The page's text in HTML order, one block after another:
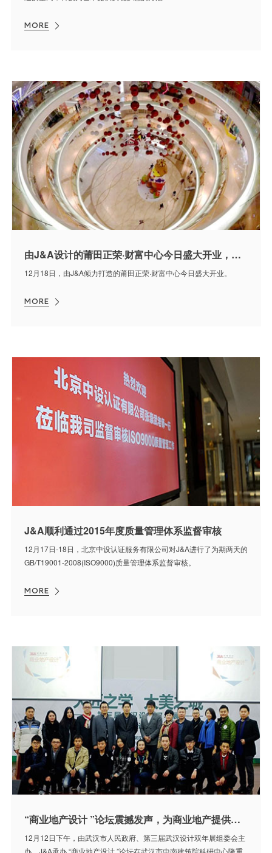
MORE
由J&A设计的莆田正荣·财富中心今日盛大开业，打造莆田新地标
12月18日，由J&A倾力打造的莆田正荣·财富中心今日盛大开业。
MORE
J&A顺利通过2015年度质量管理体系监督审核
12月17日-18日，北京中设认证服务有限公司对J&A进行了为期两天的
GB/T19001-2008(ISO9000)质量管理体系监督审核。
MORE
“商业地产设计 ”论坛震撼发声，为商业地产提供创新驱动力
12月12日下午，由武汉市人民政府、第三届武汉设计双年展组委会主